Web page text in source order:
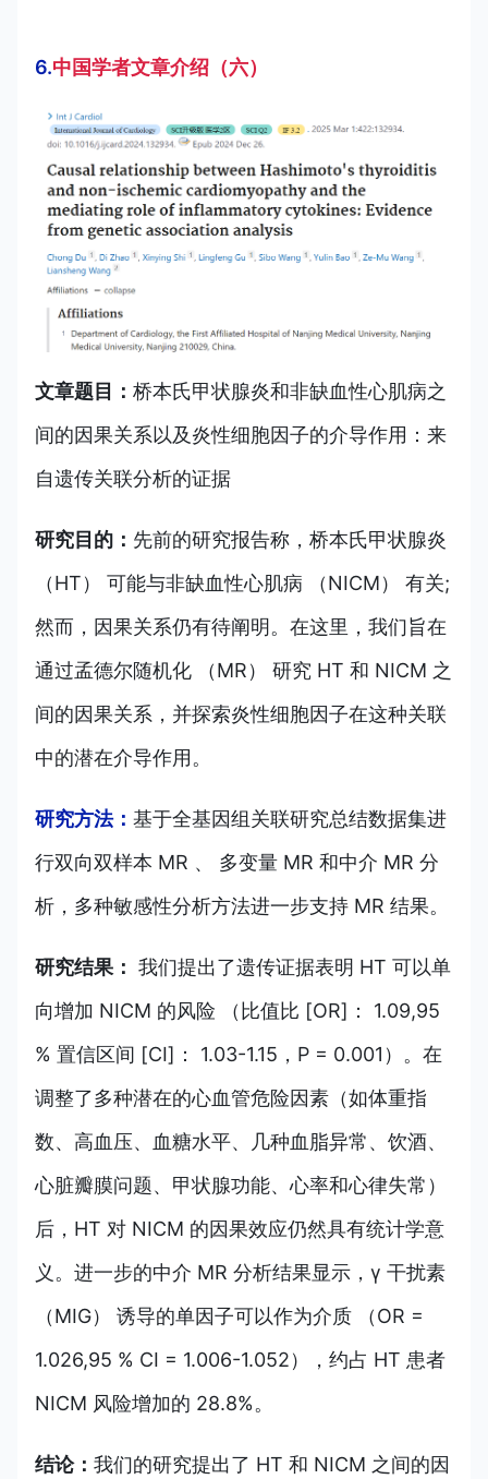
6.中国学者文章介绍（六）
文章题目： 桥本氏甲状腺炎和非缺血性心肌病之
间的因果关系以及炎性细胞因子的介导作用：来
自遗传关联分析的证据
研究目的： 先前的研究报告称，桥本氏甲状腺炎
（HT） 可能与非缺血性心肌病 （NICM） 有关;
然而，因果关系仍有待阐明。在这里，我们旨在
通过孟德尔随机化 （MR） 研究 HT 和 NICM 之
间的因果关系，并探索炎性细胞因子在这种关联
中的潜在介导作用。
研究方法： 基于全基因组关联研究总结数据集进
行双向双样本 MR 、 多变量 MR 和中介 MR 分
析，多种敏感性分析方法进一步支持 MR 结果。
研究结果： 我们提出了遗传证据表明 HT 可以单
向增加 NICM 的风险 （比值比 [OR]： 1.09,95
% 置信区间 [CI]： 1.03-1.15，P = 0.001）。在
调整了多种潜在的心血管危险因素（如体重指
数、高血压、血糖水平、几种血脂异常、饮酒、
心脏瓣膜问题、甲状腺功能、心率和心律失常）
后，HT 对 NICM 的因果效应仍然具有统计学意
义。进一步的中介 MR 分析结果显示，γ 干扰素
（MIG） 诱导的单因子可以作为介质 （OR =
1.026,95 % CI = 1.006-1.052），约占 HT 患者
NICM 风险增加的 28.8%。
结论： 我们的研究提出了 HT 和 NICM 之间的因